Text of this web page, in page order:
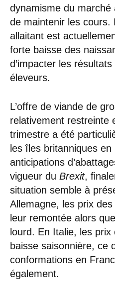
dynamisme du
de maintenir les cours.
allaitant est
forte baisse des
d’impacter les
éleveurs.
L’offre de viande de
relativement restreinte
trimestre a été
les îles britanniques
anticipations
vigueur du Brexit,
situation semble à
Allemagne, les prix
leur remontée alors
lourd. En Italie, les
baisse saisonnière, ce
conformations en
également.